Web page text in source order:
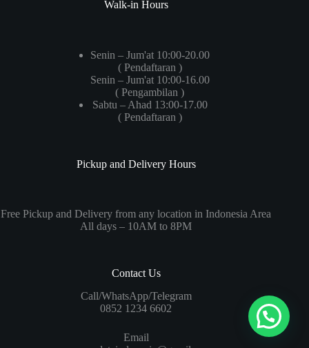
Walk-in Hours
Senin – Jum'at 10:00-20.00
( Pendaftaran )
Senin – Jum'at 10:00-16.00
( Pengambilan )
Sabtu – Ahad 13:00-17.00
( Pendaftaran )
Pickup and Delivery Hours
Free Pickup and Delivery from any location in Indonesia Area
All days – 10AM to 8PM
Contact Us
Call/WhatsApp/Telegram
0852 1234 6602
Email